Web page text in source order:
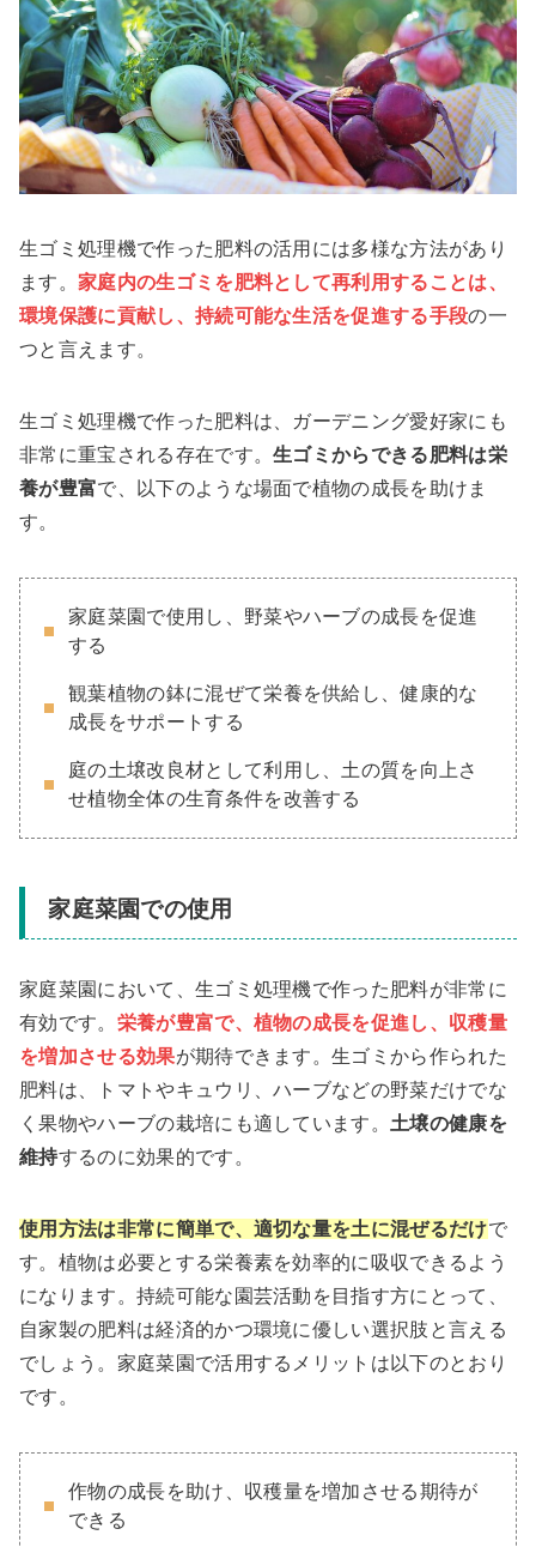
生ゴミ処理機で作った肥料の活用には多様な方法があり
ます。 家庭内の生ゴミを肥料として再利用することは、
環境保護に貢献し、持続可能な生活を促進する手段の一
つと言えます。
生ゴミ処理機で作った肥料は、ガーデニング愛好家にも
非常に重宝される存在です。生ゴミからできる肥料は栄
養が豊富で、以下のような場面で植物の成長を助けま
す。
家庭菜園で使用し、野菜やハーブの成長を促進
する
観葉植物の鉢に混ぜて栄養を供給し、健康的な
成長をサポートする
庭の土壌改良材として利用し、土の質を向上さ
せ植物全体の生育条件を改善する
家庭菜園での使用
家庭菜園において、生ゴミ処理機で作った肥料が非常に
有効です。 栄養が豊富で、植物の成長を促進し、収穫量
を増加させる効果が期待できます。生ゴミから作られた
肥料は、トマトやキュウリ、ハーブなどの野菜だけでな
く果物やハーブの栽培にも適しています。 土壌の健康を
維持するのに効果的です。
使用方法は非常に簡単で、適切な量を土に混ぜるだけで
す。植物は必要とする栄養素を効率的に吸収できるよう
になります。持続可能な園芸活動を目指す方にとって、
自家製の肥料は経済的かつ環境に優しい選択肢と言える
でしょう。家庭菜園で活用するメリットは以下のとおり
です。
作物の成長を助け、収穫量を増加させる期待が
できる